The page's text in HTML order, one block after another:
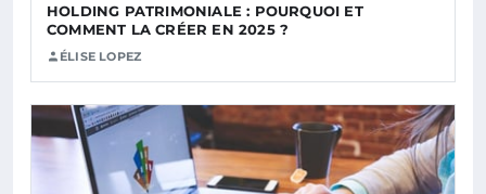
HOLDING PATRIMONIALE : POURQUOI ET
COMMENT LA CRÉER EN 2025 ?
ÉLISE LOPEZ